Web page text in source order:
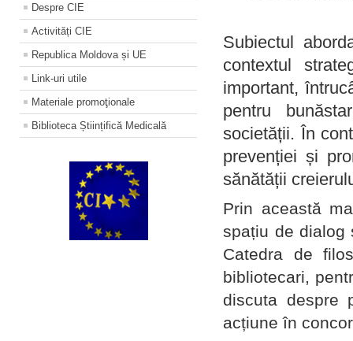
Despre CIE
Activități CIE
Republica Moldova și UE
Link-uri utile
Materiale promoţionale
Biblioteca Științifică Medicală
Subiectul
contextul
important,
pentru
societății. În
prevenției și
sănătății
Prin această
spațiu de dialog
Catedra de
bibliotecari,
discuta despre
acțiune în